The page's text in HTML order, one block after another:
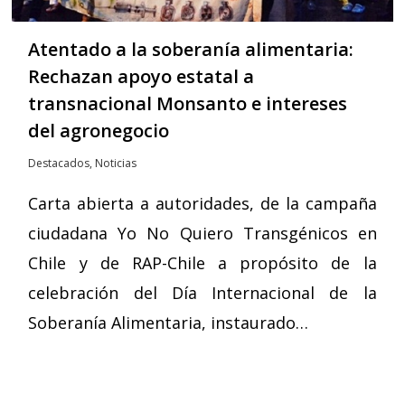
Atentado a la soberanía alimentaria:
Rechazan apoyo estatal a
transnacional Monsanto e intereses
del agronegocio
Destacados, Noticias
Carta abierta a autoridades, de la campaña
ciudadana Yo No Quiero Transgénicos en
Chile y de RAP-Chile a propósito de la
celebración del Día Internacional de la
Soberanía Alimentaria, instaurado…